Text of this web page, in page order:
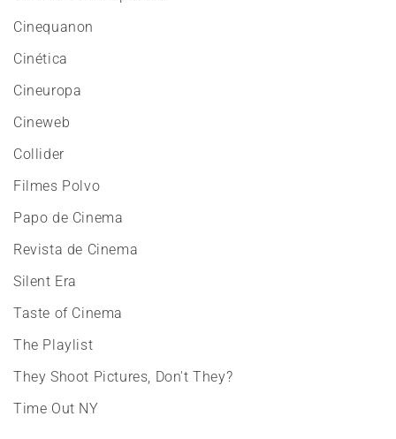
Cinequanon
Cinética
Cineuropa
Cineweb
Collider
Filmes Polvo
Papo de Cinema
Revista de Cinema
Silent Era
Taste of Cinema
The Playlist
They Shoot Pictures, Don't They?
Time Out NY